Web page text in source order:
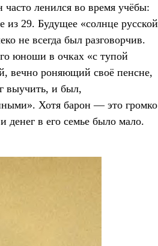
ленился во время учёбы:
из 29. Будущее «солнце русской
не всегда был разговорчив.
юноши в очках «с тупой
вечно роняющий своё пенсне,
выучить, и был,
Хотя барон — это громко
в его семье было мало.